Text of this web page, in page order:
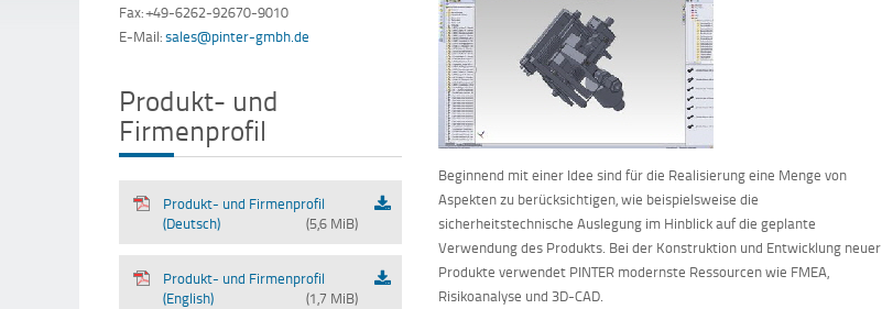
Beginnend mit einer Idee sind für die Realisierung eine Menge von
Aspekten zu berücksichtigen, wie beispielsweise die
sicherheitstechnische Auslegung im Hinblick auf die geplante
Verwendung des Produkts. Bei der Konstruktion und Entwicklung neuer
Produkte verwendet PINTER modernste Ressourcen wie FMEA,
Risikoanalyse und 3D-CAD.
Fax: +49-6262-92670-9010
E-Mail:sales@pinter-gmbh.de
Produkt- und
Firmenprofil
Produkt- und Firmenprofil
(Deutsch)
(5,6 MiB)
Produkt- und Firmenprofil
(English)
(1,7 MiB)